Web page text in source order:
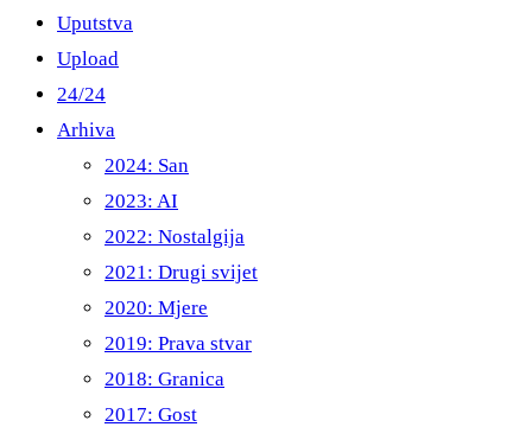
Uputstva
Upload
24/24
Arhiva
2024: San
2023: AI
2022: Nostalgija
2021: Drugi svijet
2020: Mjere
2019: Prava stvar
2018: Granica
2017: Gost